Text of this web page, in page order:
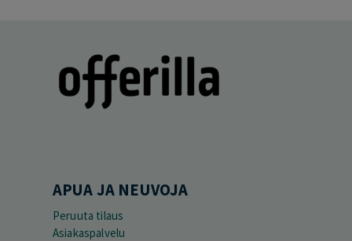
APUA JA NEUVOJA
Peruuta tilaus
Asiakaspalvelu